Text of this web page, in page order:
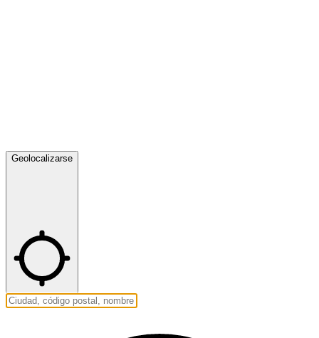
Geolocalizarse